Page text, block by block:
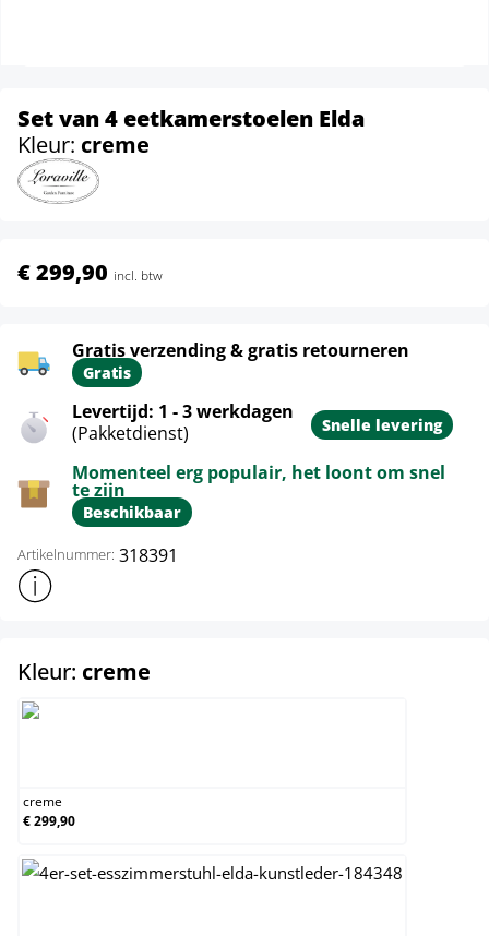
Set van 4 eetkamerstoelen Elda
Kleur: creme
€ 299,90 incl. btw
Gratis verzending & gratis retourneren
Gratis
Levertijd: 1 - 3 werkdagen
(Pakketdienst)
Snelle levering
Momenteel erg populair, het loont om snel
te zijn
Beschikbaar
Artikelnummer: 318391
Toon meer productinformatie
Kleur: creme
creme
€ 299,90